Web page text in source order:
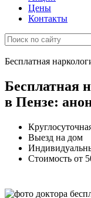
Цены
Контакты
Бесплатная
Бесплатная
в Пензе:
Выезд на дом
Стоимость от